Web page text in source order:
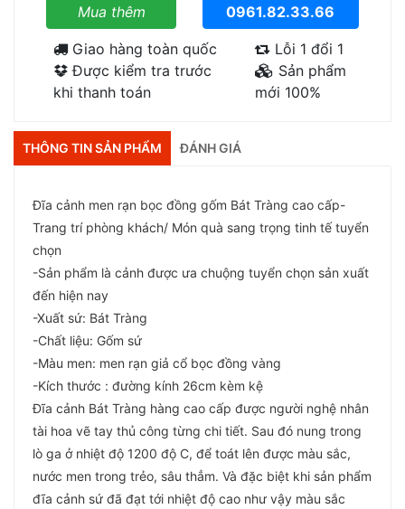
Mua thêm
0961.82.33.66
Giao hàng toàn quốc
Được kiểm tra trước
khi thanh toán
Lỗi 1 đổi 1
Sản phẩm
mới 100%
THÔNG TIN SẢN PHẨM ĐÁNH GIÁ
Đĩa cảnh men rạn bọc đồng gốm Bát Tràng cao cấp-
Trang trí phòng khách/ Món quà sang trọng tinh tế tuyển
chọn
-Sản phẩm là cảnh được ưa chuộng tuyển chọn sản xuất
đến hiện nay
-Xuất sứ: Bát Tràng
-Chất liệu: Gốm sứ
-Màu men: men rạn giả cổ bọc đồng vàng
-Kích thước : đường kính 26cm kèm kệ
Đĩa cảnh Bát Tràng hàng cao cấp được người nghệ nhân
tài hoa vẽ tay thủ công từng chi tiết. Sau đó nung trong
lò ga ở nhiệt độ 1200 độ C, để toát lên được màu sắc,
nước men trong trẻo, sâu thẳm. Và đặc biệt khi sản phẩm
đĩa cảnh sứ đã đạt tới nhiệt độ cao như vậy màu sắc